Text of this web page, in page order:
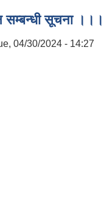
सम्बन्धी सूचना ।।।
04/30/2024 - 14:27